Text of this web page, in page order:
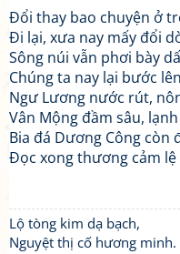
Đổi thay bao chuyện ở
Đi lại, xưa nay mấy đổi
Sông núi vẫn phơi bày
Chúng ta nay lại bước
Ngư Lương nước rút,
Vân Mộng đầm sâu,
Bia đá Dương Công còn
Đọc xong thương cảm
Lộ tòng kim dạ bạch,
Nguyệt thị cố hương minh.